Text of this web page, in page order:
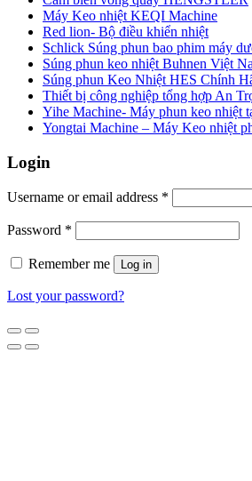
Máy Keo nhiệt KEQI Machine
Red lion- Bộ điều khiển nhiệt
Schlick Súng phun bao phim máy
Súng phun keo nhiệt Buhnen Việt
Súng phun Keo Nhiệt HES Chính
Thiết bị công nghiệp tổng hợp An
Yihe Machine- Máy phun keo nhiệt
Yongtai Machine – Máy Keo nhiệt
Login
Username or email address *
Password *
Remember me Log in
Lost your password?